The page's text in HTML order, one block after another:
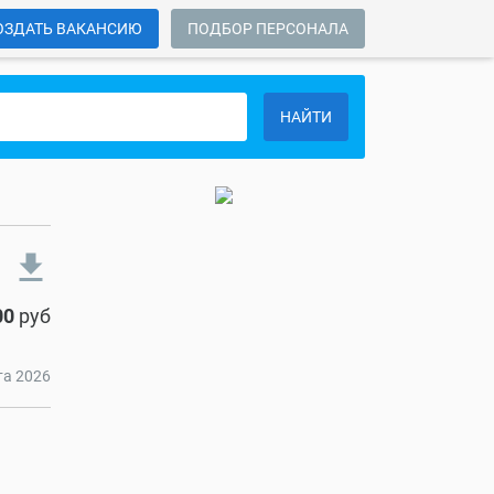
ВАКАНСИЮ ПОДБОР ПЕРСОНАЛА
НАЙТИ
file_download
руб
2026